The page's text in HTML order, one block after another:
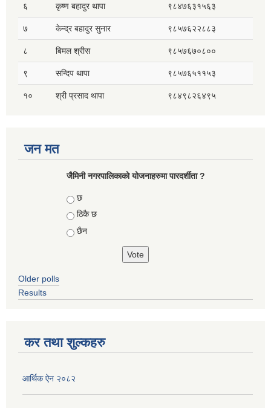
६ कृष्ण बहादुर थापा ९८४७६३१५६३
७ केन्द्र बहादुर सुनार ९८५७६२२८८३
८ बिमल श्रीस ९८५७६७०८००
९ सन्दिप थापा ९८५७६५११५३
१० श्री प्रसाद थापा ९८४९८२६४९५
जन मत
जैमिनी नगरपालिकाको योजनाहरुमा पारदर्शीता ?
Choices
छ
ठिकै छ
छैन
Older polls
Results
कर तथा शुल्कहरु
आर्थिक ऐन २०८२